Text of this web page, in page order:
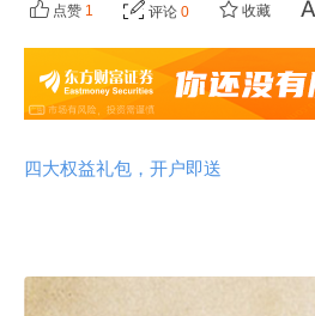
点赞 1 评论 0 收藏
四大权益礼包，开户即送